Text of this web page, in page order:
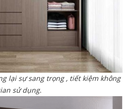
lại sự sang trọng , tiết kiệm không
sử dụng.